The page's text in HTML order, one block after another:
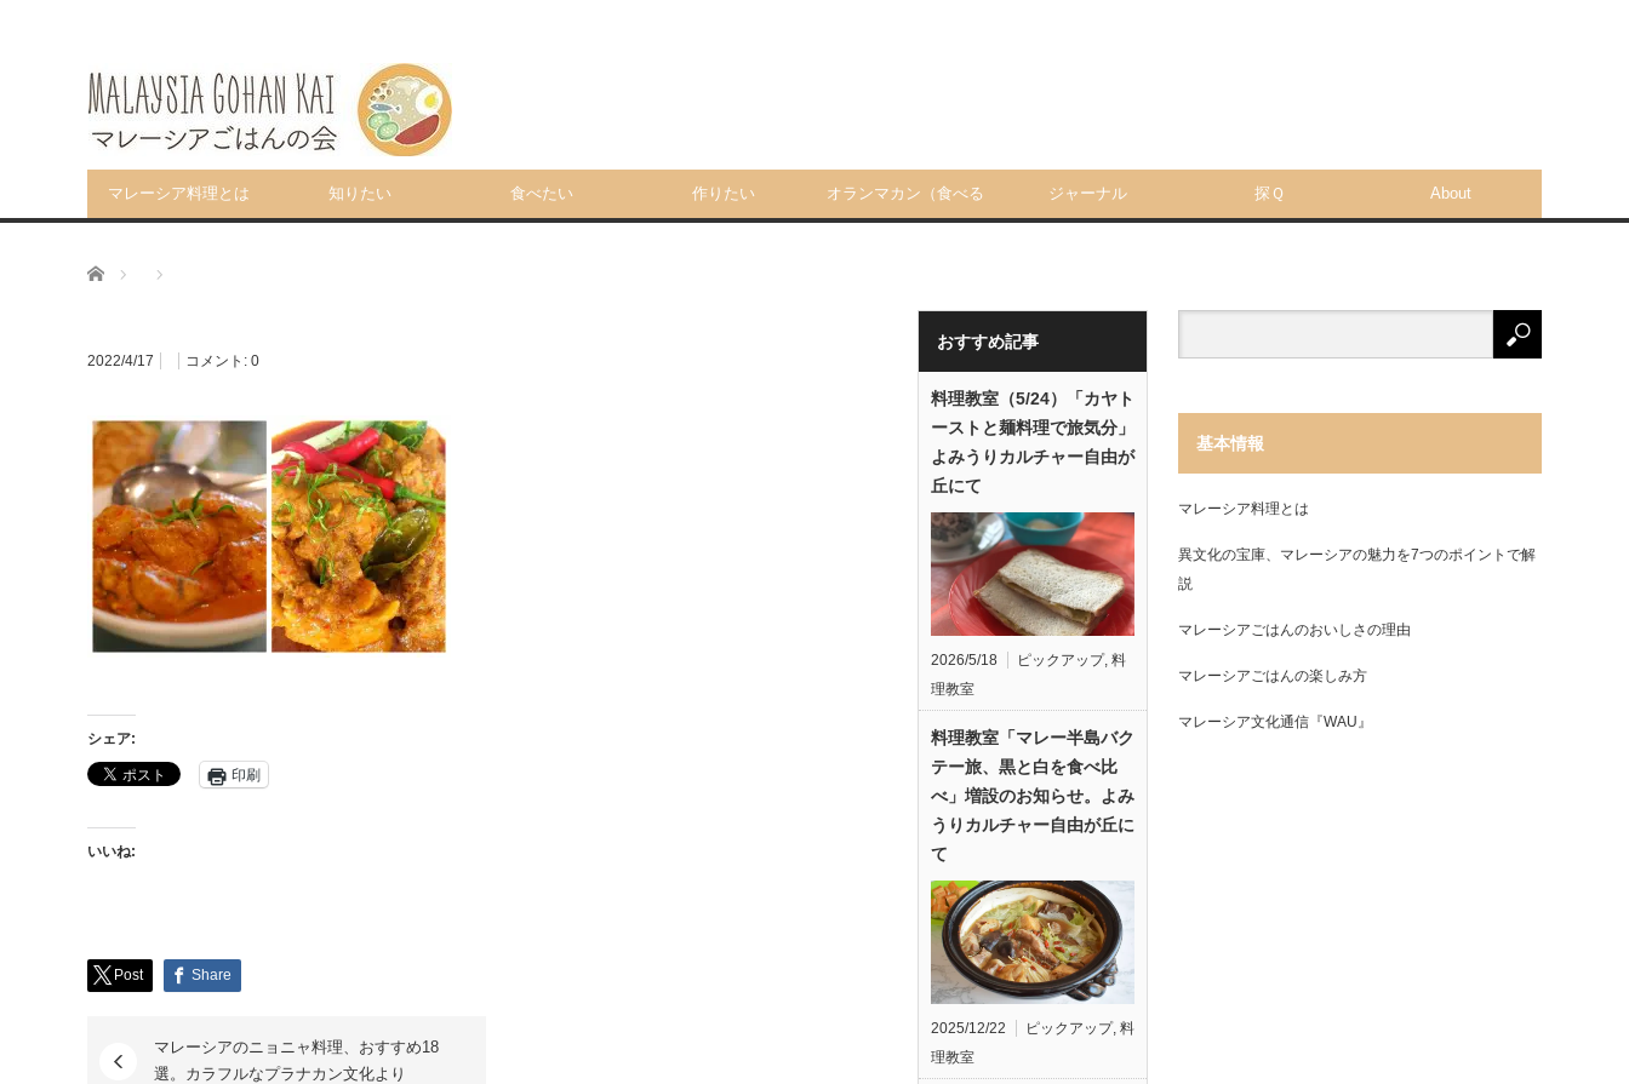
マレーシア料理とは 知りたい 食べたい 作りたい オランマカン（食べる ジャーナル 探Ｑ About
ホーム
2022/4/17 コメント: 0
シェア:
印刷
いいね:
Post Share
マレーシアのニョニャ料理、おすすめ18
選。カラフルなプラナカン文化より
おすすめ記事
料理教室（5/24）「カヤト
ーストと麺料理で旅気分」
よみうりカルチャー自由が
丘にて
2026/5/18 ピックアップ, 料
理教室
料理教室「マレー半島バク
テー旅、黒と白を食べ比
べ」増設のお知らせ。よみ
うりカルチャー自由が丘に
て
2025/12/22 ピックアップ, 料
理教室
基本情報
マレーシア料理とは
異文化の宝庫、マレーシアの魅力を7つのポイントで解
説
マレーシアごはんのおいしさの理由
マレーシアごはんの楽しみ方
マレーシア文化通信『WAU』